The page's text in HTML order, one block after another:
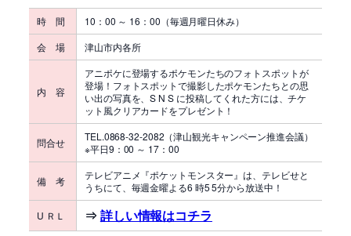
時 間
10：00 ～ 16：00（毎週月曜日休み）
会 場
津山市内各所
内 容
アニポケに登場するポケモンたちのフォトスポットが
登場！フォトスポットで撮影したポケモンたちとの思
い出の写真を、S N S に投稿してくれた方には、チケ
ット風クリアカードをプレゼント！
問合せ
TEL.0868-32-2082（津山観光キャンペーン推進会議）
※平日9：00 ～ 17：00
備 考
テレビアニメ『ポケットモンスター』は、テレビせと
うちにて、毎週金曜よる6 時5 5分から放送中！
U ＲＬ ⇒詳しい情報はコチラ